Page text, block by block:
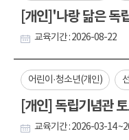
[개인]'나랑 닮은 독
교육기간 : 2026-08-22
어린이·청소년(개인)
[개인] 독립기념관
교육기간 : 2026-03-14